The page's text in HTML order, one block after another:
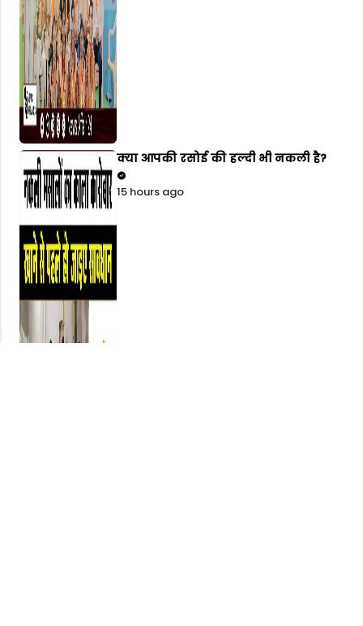
क्या आपकी रसोई की हल्दी भी नकली है?
15 hours ago